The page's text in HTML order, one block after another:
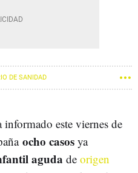
DE SANIDAD
informado este viernes de
ocho casos ya
aguda de origen